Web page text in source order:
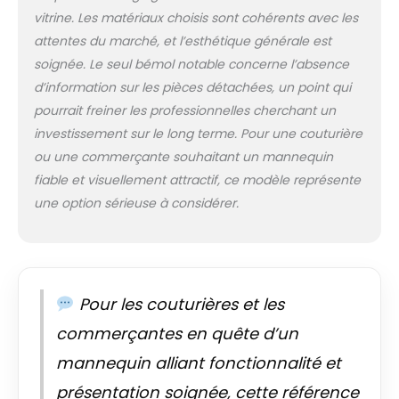
grande flexibilité
HAUTEUR RÉGLABLE: Il
peut être ajusté
entre 130-210CM.
Vous pouvez ajuster
à la hauteur
appropriée en
fonction du style et
de la longueur des
manteaux, jupes,
chemises,
forte adaptabilité
Largement utilisé : le
mannequin peut
être utilisé dans des
expositions, des
vitrine. Les matériaux choisis sont cohérents avec les
attentes du marché, et l’esthétique générale est
soignée. Le seul bémol notable concerne l’absence
d’information sur les pièces détachées, un point qui
pourrait freiner les professionnelles cherchant un
investissement sur le long terme. Pour une couturière
ou une commerçante souhaitant un mannequin
fiable et visuellement attractif, ce modèle représente
une option sérieuse à considérer.
Pour les couturières et les
commerçantes en quête d’un
mannequin alliant fonctionnalité et
présentation soignée, cette référence